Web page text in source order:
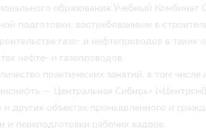
образования Учебный Комбинат
подготовки, востребованным в
газо- и нефтепроводов в таких
нефте- и газопроводов.
практических занятий, в том числе
— Центральная Сибирь»
других объектах промышленного и
и переподготовки рабочих кадров.